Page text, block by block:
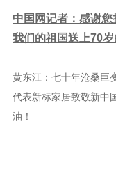
中国网记者：感谢
我们的祖国送上70岁
黄东江：七十年沧桑巨
代表新标家居致敬新中
油！